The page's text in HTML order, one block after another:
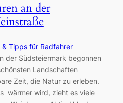
an der
& Tipps für Radfahrer
der Südsteiermark begonnen
Landschaften
Zeit, die Natur zu erleben.
wärmer wird, zieht es viele